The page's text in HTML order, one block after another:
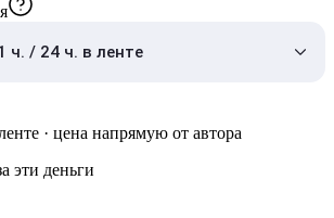
ч. / 24 ч. в ленте
· цена напрямую от автора
эти деньги